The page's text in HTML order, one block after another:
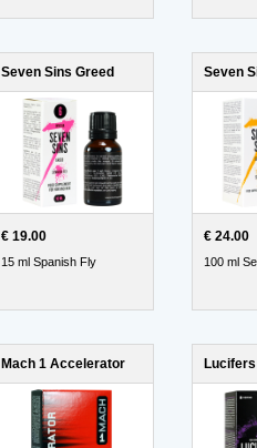
Seven Sins Greed
€ 19.00
15 ml Spanish Fly
€ 24.00
100 ml
Mach 1 Accelerator